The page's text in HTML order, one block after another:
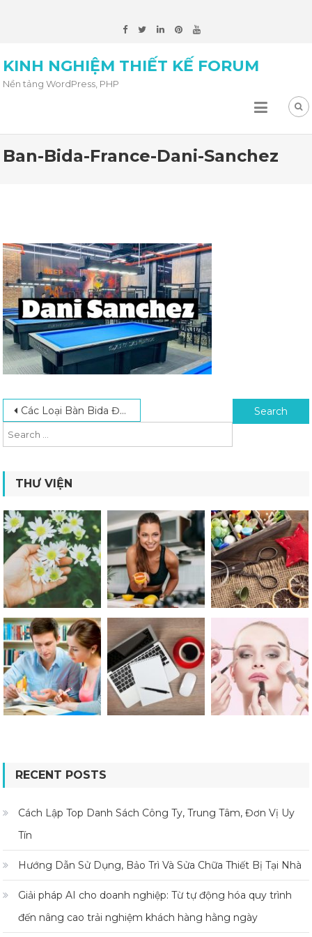
KINH NGHIỆM THIẾT KẾ FORUM
Nền tảng WordPress, PHP
Ban-Bida-France-Dani-Sanchez
Post navigation
Các Loại Bàn Bida Được Lựa Chọn Nhiều Nhất Hiện Nay Search for:
THƯ VIỆN
RECENT POSTS
Cách Lập Top Danh Sách Công Ty, Trung Tâm, Đơn Vị Uy
Tín
Hướng Dẫn Sử Dụng, Bảo Trì Và Sửa Chữa Thiết Bị Tại Nhà
Giải pháp AI cho doanh nghiệp: Từ tự động hóa quy trình
đến nâng cao trải nghiệm khách hàng hằng ngày